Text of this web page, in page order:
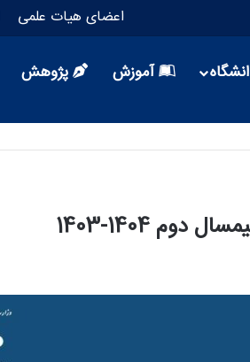
اعضای هیات علمی
آموزش پژوهش
1404-1403